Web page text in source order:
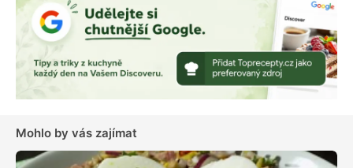
Mohlo by vás zajímat